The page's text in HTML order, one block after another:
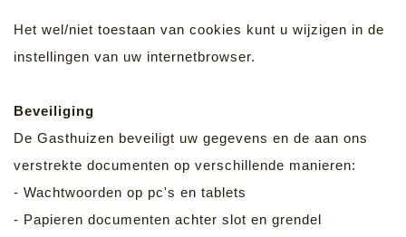
Het wel/niet toestaan van cookies kunt u wijzigen in de
instellingen van uw internetbrowser.
Beveiliging
De Gasthuizen beveiligt uw gegevens en de aan ons
verstrekte documenten op verschillende manieren:
- Wachtwoorden op pc's en tablets
- Papieren documenten achter slot en grendel